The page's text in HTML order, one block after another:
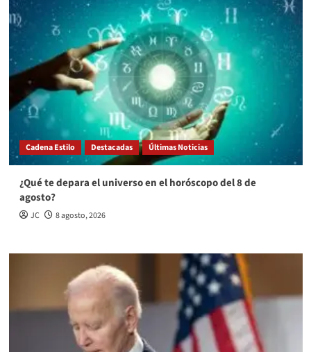
Cadena Estilo Destacadas Últimas Noticias
¿Qué te depara el universo en el horóscopo del 8 de
agosto?
JC 8 agosto, 2026